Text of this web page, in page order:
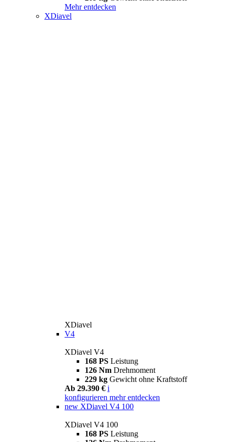
Mehr entdecken
XDiavel
XDiavel
V4
XDiavel V4
168 PS Leistung
126 Nm Drehmoment
229 kg Gewicht ohne Kraftstoff
Ab 29.390 € i
konfigurieren mehr entdecken
new XDiavel V4 100
XDiavel V4 100
168 PS Leistung